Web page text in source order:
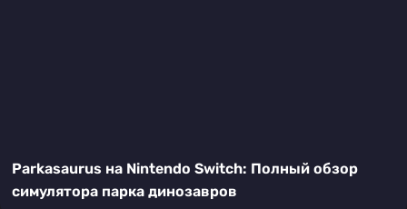
Parkasaurus на Nintendo Switch: Полный обзор
симулятора парка динозавров